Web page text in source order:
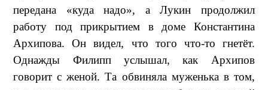
передана «куда надо», а Лукин продолжил
работу под прикрытием в доме Константина
Архипова. Он видел, что того что-то гнетёт.
Однажды Филипп услышал, как Архипов
говорит с женой. Та обвиняла муженька в том,